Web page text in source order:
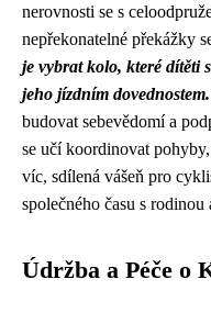
nerovnosti se s
nepřekonatelné překážky
je vybrat kolo, které dítěti
jeho jízdním dovednostem.
budovat sebevědomí a
se učí koordinovat
víc, sdílená vášeň pro
společného času s rodinou
Údržba a Péče o